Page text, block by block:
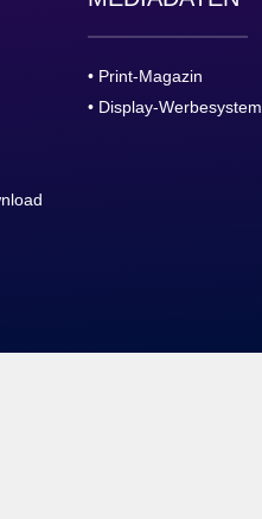
• Print-Magazin
• Display-Werbesystem